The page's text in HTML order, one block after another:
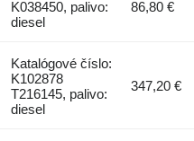
K038450, palivo:
diesel
86,80 €
Katalógové číslo:
K102878
T216145, palivo:
diesel
347,20 €